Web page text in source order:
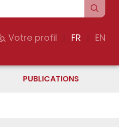
Votre profil | FR | EN
PUBLICATIONS